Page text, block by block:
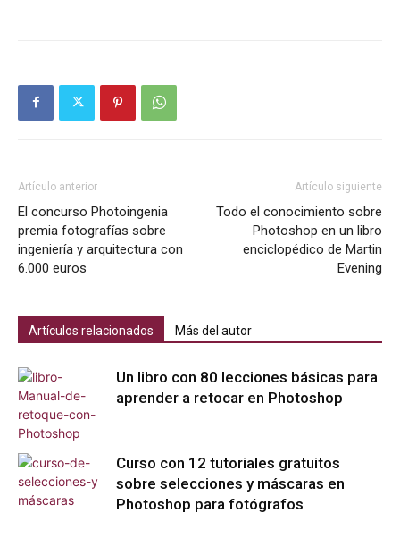
Artículo anterior
El concurso Photoingenia
premia fotografías sobre
ingeniería y arquitectura con
6.000 euros
Artículo siguiente
Todo el conocimiento sobre
Photoshop en un libro
enciclopédico de Martin
Evening
Artículos relacionados Más del autor
Un libro con 80 lecciones básicas para
aprender a retocar en Photoshop
Curso con 12 tutoriales gratuitos
sobre selecciones y máscaras en
Photoshop para fotógrafos